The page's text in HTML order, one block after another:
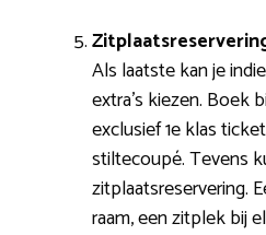
Als laatste kan je
extra’s kiezen. Boek
exclusief 1e klas
stiltecoupé. Tevens
zitplaatsreservering.
raam, een zitplek bij